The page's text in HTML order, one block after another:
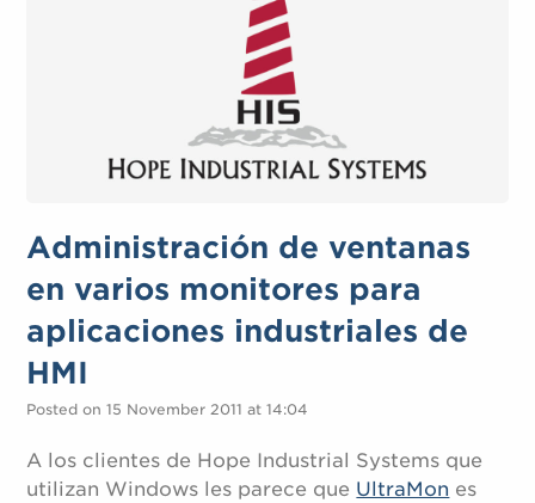
Administración de ventanas
en varios monitores para
aplicaciones industriales de
HMI
Posted on 15 November 2011 at 14:04
A los clientes de Hope Industrial Systems que
utilizan Windows les parece que UltraMon es